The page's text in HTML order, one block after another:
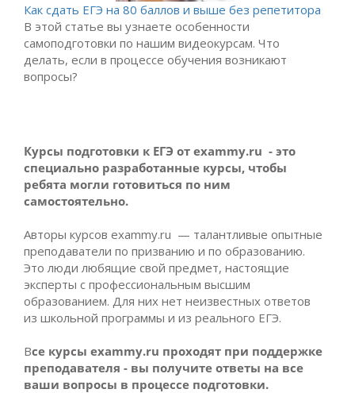
Как сдать ЕГЭ на 80 баллов и выше без репетитора
В этой статье вы узнаете особенности
самоподготовки по нашим видеокурсам. Что
делать, если в процессе обучения возникают
вопросы?
Курсы подготовки к ЕГЭ от exammy.ru - это
специально разработанные курсы, чтобы
ребята могли готовиться по ним
самостоятельно.
Авторы курсов exammy.ru — талантливые опытные
преподаватели по призванию и по образованию.
Это люди любящие свой предмет, настоящие
эксперты с профессиональным высшим
образованием. Для них нет неизвестных ответов
из школьной программы и из реального ЕГЭ.
Все курсы exammy.ru проходят при поддержке
преподавателя - вы получите ответы на все
ваши вопросы в процессе подготовки.